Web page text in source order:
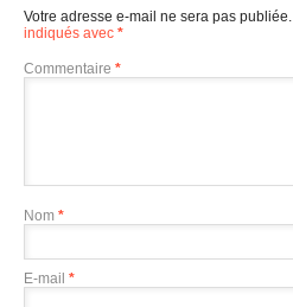
Votre adresse e-mail ne sera pas publiée.
indiqués avec *
Commentaire *
Nom *
E-mail *